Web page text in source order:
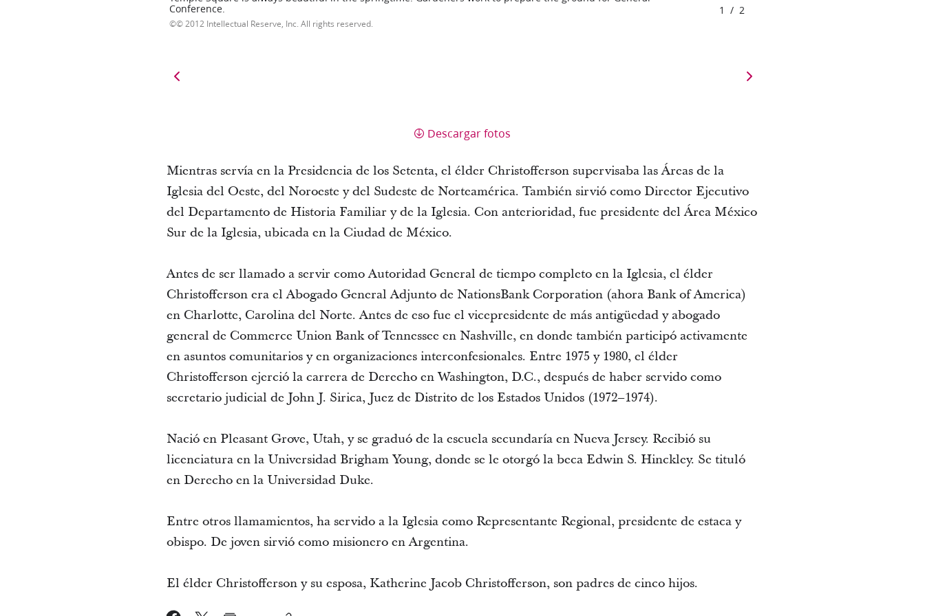
Conference.
© 2012 Intellectual Reserve, Inc. All rights reserved.
1 / 2
Descargar fotos
Mientras servía en la Presidencia de los Setenta, el élder Christofferson supervisaba las Áreas de la
Iglesia del Oeste, del Noroeste y del Sudeste de Norteamérica. También sirvió como Director Ejecutivo
del Departamento de Historia Familiar y de la Iglesia. Con anterioridad, fue presidente del Área México
Sur de la Iglesia, ubicada en la Ciudad de México.
Antes de ser llamado a servir como Autoridad General de tiempo completo en la Iglesia, el élder
Christofferson era el Abogado General Adjunto de NationsBank Corporation (ahora Bank of America)
en Charlotte, Carolina del Norte. Antes de eso fue el vicepresidente de más antigüedad y abogado
general de Commerce Union Bank of Tennessee en Nashville, en donde también participó activamente
en asuntos comunitarios y en organizaciones interconfesionales. Entre 1975 y 1980, el élder
Christofferson ejerció la carrera de Derecho en Washington, D.C., después de haber servido como
secretario judicial de John J. Sirica, Juez de Distrito de los Estados Unidos (1972–1974).
Nació en Pleasant Grove, Utah, y se graduó de la escuela secundaría en Nueva Jersey. Recibió su
licenciatura en la Universidad Brigham Young, donde se le otorgó la beca Edwin S. Hinckley. Se tituló
en Derecho en la Universidad Duke.
Entre otros llamamientos, ha servido a la Iglesia como Representante Regional, presidente de estaca y
obispo. De joven sirvió como misionero en Argentina.
El élder Christofferson y su esposa, Katherine Jacob Christofferson, son padres de cinco hijos.